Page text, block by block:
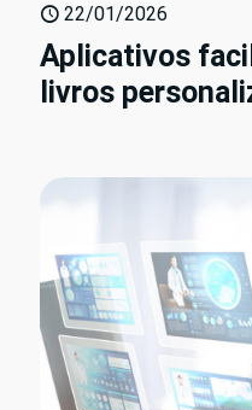
22/01/2026
Aplicativos
livros